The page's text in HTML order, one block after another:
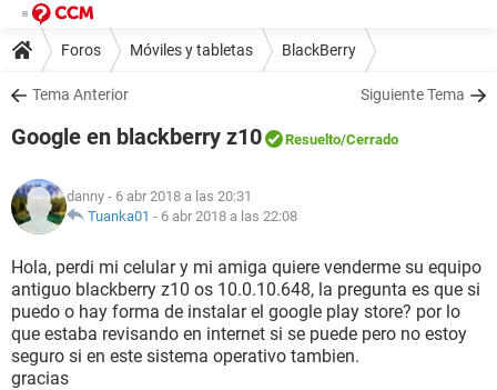
Foros Móviles y tabletas BlackBerry
Tema Anterior Siguiente Tema
Google en blackberry z10 Resuelto/Cerrado
danny - 6 abr 2018 a las 20:31
Tuanka01 - 6 abr 2018 a las 22:08
Hola, perdi mi celular y mi amiga quiere venderme su equipo
antiguo blackberry z10 os 10.0.10.648, la pregunta es que si
puedo o hay forma de instalar el google play store? por lo
que estaba revisando en internet si se puede pero no estoy
seguro si en este sistema operativo tambien.
gracias